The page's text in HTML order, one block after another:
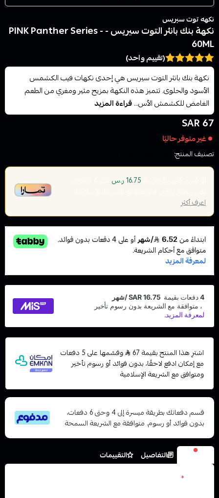
نكهه توت سيريس
نكهة بنك بانثر التوت سيريس - PINK Panther Series -
60ML
(تقييم واحد)
نكهة بنك بانثر التوت سيريس هي إحدى نكهات فيب الكشمس
الأسود والحلوى. تتميز هذه النكهة بمزيج مثير ومغري من الطعم
الغامض للكشمش الأس...قراءة المزيد
67 SAR
غير متوفر حاليًا
تصنيف المنتج:
16.75 ر.س
اعرف أكثر
اشترِ هذا المنتج بقيمة 67
وقسّمها على 5 دفعات
مع إمكان ادفع لاحقًا، بدون فوائد أو رسوم تأخير
ومتوافق مع الشريعة الإسلامية
قسم دفعاتك بطريقة ميسرة إلى 4 وحتى 6 دفعات،
بدون فوائد أو رسوم. متوافقة مع الشريعة السمحة
الخيارات التفاصيل
التقييمات
*